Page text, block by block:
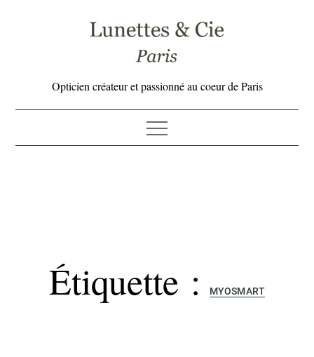
Opticien créateur et passionné au coeur de Paris
Étiquette : MYOSMART